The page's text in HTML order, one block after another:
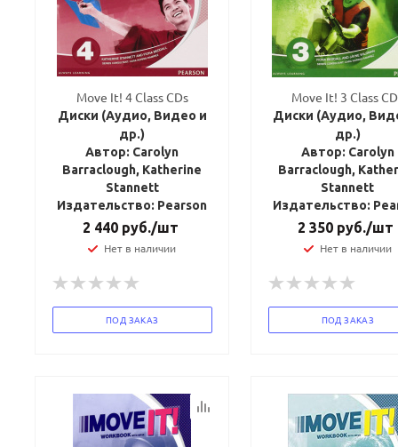
Move It! 4 Class CDs
Диски (Аудио, Видео и
др.)
Автор: Carolyn
Barraclough, Katherine
Stannett
Издательство: Pearson
2 440руб./шт
Нет в наличии
ПОД ЗАКАЗ
Move It! 3 Class
Диски (Аудио,
др.)
Автор: Carolyn
Barraclough,
Stannett
Издательство:
2 350 руб./шт
Нет в наличии
ПОД ЗАКАЗ